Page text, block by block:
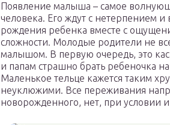
Появление малыша – самое
человека. Его ждут с нетерпением
рождения ребенка вместе с
сложности. Молодые родители не
малышом. В первую очередь, это
и папам страшно брать ребеночка
Маленькое тельце кажется таким
неуклюжими. Все переживания
новорожденного, нет, при условии